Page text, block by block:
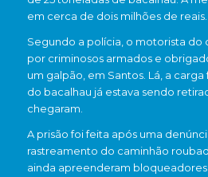
em cerca de dois milhões de reais.
Segundo a polícia, o motorista do
por criminosos armados e
um galpão, em Santos. Lá, a
do bacalhau já estava sendo
chegaram.
A prisão foi feita após uma
rastreamento do caminhão
ainda apreenderam